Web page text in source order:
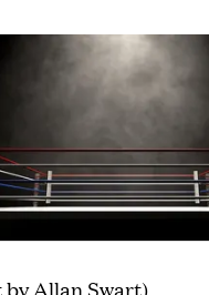
Allan Swart)